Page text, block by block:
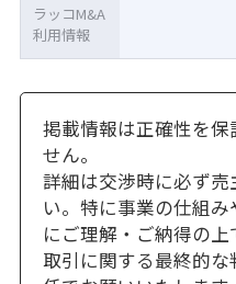
ラッコM&A
利用情報
掲載情報は正確性を
せん。
詳細は交渉時に必ず
い。特に事業の仕組
にご理解・ご納得の上
取引に関する最終的